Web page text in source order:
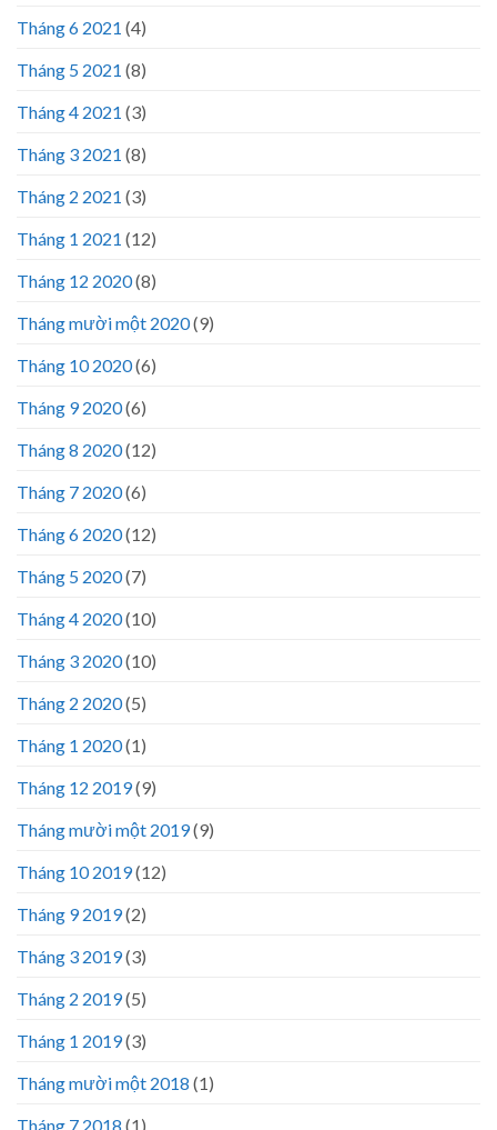
Tháng 6 2021 (4)
Tháng 5 2021 (8)
Tháng 4 2021 (3)
Tháng 3 2021 (8)
Tháng 2 2021 (3)
Tháng 1 2021 (12)
Tháng 12 2020(8)
Tháng mười một 2020(9)
Tháng 10 2020(6)
Tháng 9 2020(6)
Tháng 8 2020(12)
Tháng 7 2020(6)
Tháng 6 2020(12)
Tháng 5 2020(7)
Tháng 4 2020(10)
Tháng 3 2020(10)
Tháng 2 2020(5)
Tháng 1 2020(1)
Tháng 12 2019(9)
Tháng mười một 2019(9)
Tháng 10 2019(12)
Tháng 9 2019(2)
Tháng 3 2019(3)
Tháng 2 2019(5)
Tháng 1 2019(3)
Tháng mười một 2018 (1)
Tháng 7 2018 (1)